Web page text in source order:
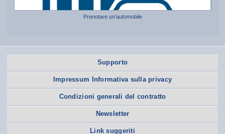
Prenotare un’automobile
Supporto
Impressum Informativa sulla privacy
Condizioni generali del contratto
Newsletter
Link suggeriti